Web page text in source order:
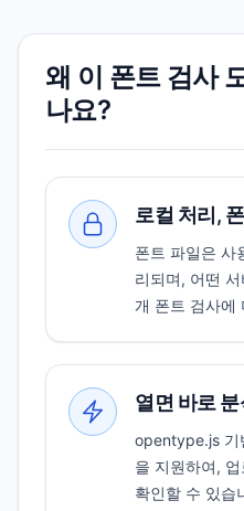
왜 이 폰트 검사
나요?
로컬 처리,
폰트 파일은 사
리되며, 어떤
개 폰트 검사에
열면 바로
opentype.js 기
을 지원하여,
확인할 수 있습